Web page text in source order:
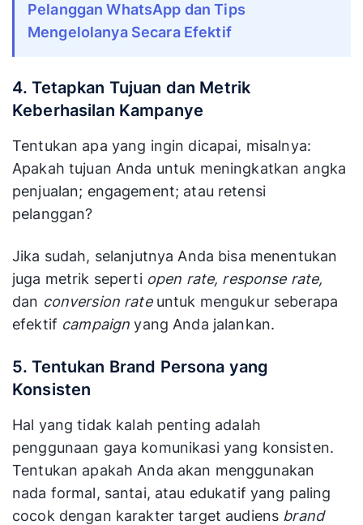
Pelanggan WhatsApp dan Tips
Mengelolanya Secara Efektif
4. Tetapkan Tujuan dan Metrik
Keberhasilan Kampanye
Tentukan apa yang ingin dicapai, misalnya:
Apakah tujuan Anda untuk meningkatkan angka
penjualan; engagement; atau retensi
pelanggan?
Jika sudah, selanjutnya Anda bisa menentukan
juga metrik seperti open rate, response rate,
dan conversion rateuntuk mengukur seberapa
efektif campaignyang Anda jalankan.
5. Tentukan Brand Persona yang
Konsisten
Hal yang tidak kalah penting adalah
penggunaan gaya komunikasi yang konsisten.
Tentukan apakah Anda akan menggunakan
nada formal, santai, atau edukatif yang paling
cocok dengan karakter target audiens brand